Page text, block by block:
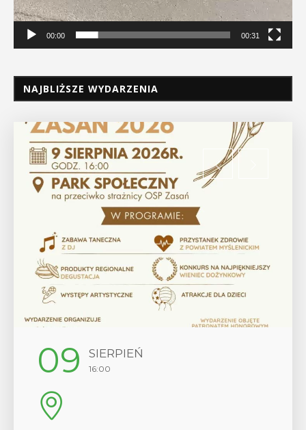
00:00 00:31
NAJBLIŻSZE WYDARZENIA
12 SIERPIEŃ
17:00